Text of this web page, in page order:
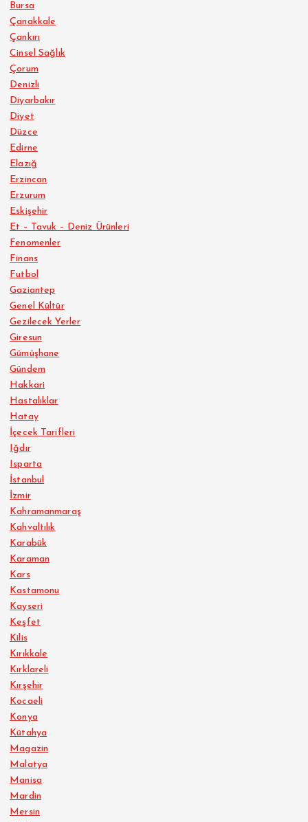
Bursa
Çanakkale
Çankırı
Cinsel Sağlık
Çorum
Denizli
Diyarbakır
Diyet
Düzce
Edirne
Elazığ
Erzincan
Erzurum
Eskişehir
Et – Tavuk – Deniz Ürünleri
Fenomenler
Finans
Futbol
Gaziantep
Genel Kültür
Gezilecek Yerler
Giresun
Gümüşhane
Gündem
Hakkari
Hastalıklar
Hatay
İçecek Tarifleri
Iğdır
Isparta
İstanbul
İzmir
Kahramanmaraş
Kahvaltılık
Karabük
Karaman
Kars
Kastamonu
Kayseri
Keşfet
Kilis
Kırıkkale
Kırklareli
Kırşehir
Kocaeli
Konya
Kütahya
Magazin
Malatya
Manisa
Mardin
Mersin